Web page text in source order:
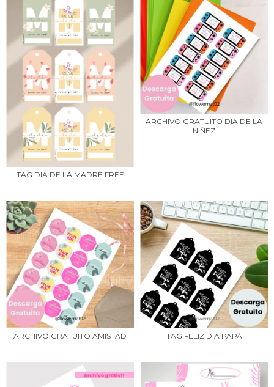
TAG DIA DE LA MADRE FREE
ARCHIVO GRATUITO DIA DE LA
NIÑEZ
ARCHIVO GRATUITO AMISTAD TAG FELIZ DIA PAPÁ